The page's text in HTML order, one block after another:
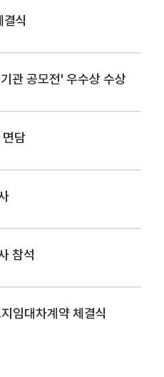
식
관 공모전' 우수상 수상
면담
참석
임대차계약 체결식